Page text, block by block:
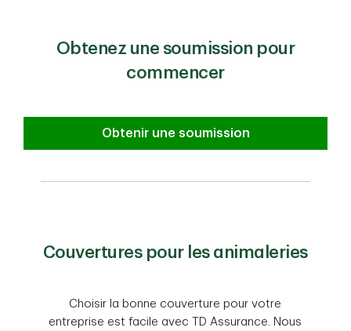
Obtenez une soumission pour
commencer
Obtenir une soumission
Couvertures pour les animaleries
Choisir la bonne couverture pour votre
entreprise est facile avec TD Assurance. Nous